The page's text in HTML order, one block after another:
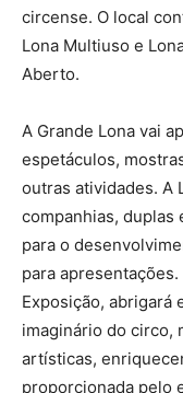
circense. O local
Lona Multiuso e
Aberto.
A Grande Lona vai
espetáculos,
outras atividades. A
companhias,
para o
para
Exposição, abrigará
imaginário do circo,
artísticas,
proporcionada pelo